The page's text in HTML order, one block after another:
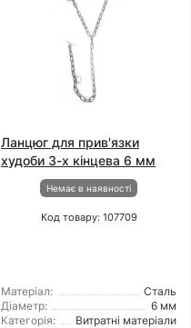
Ланцюг для прив'язки
худоби 3-х кінцева 6 мм
Немає в наявності
Код товару: 107709
Матеріал:
Сталь
Діаметр:
6 мм
Категорія:
Витратні матеріали